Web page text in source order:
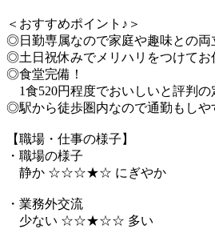
＜おすすめポイント♪＞
◎日勤専属なので家庭や趣味との両
◎土日祝休みでメリハリをつけてお
◎食堂完備！
1食520円程度でおいしいと評判の
◎駅から徒歩圏内なので通勤もしや
【職場・仕事の様子】
・職場の様子
静か ☆☆☆★☆ にぎやか
・業務外交流
少ない ☆☆★☆☆ 多い